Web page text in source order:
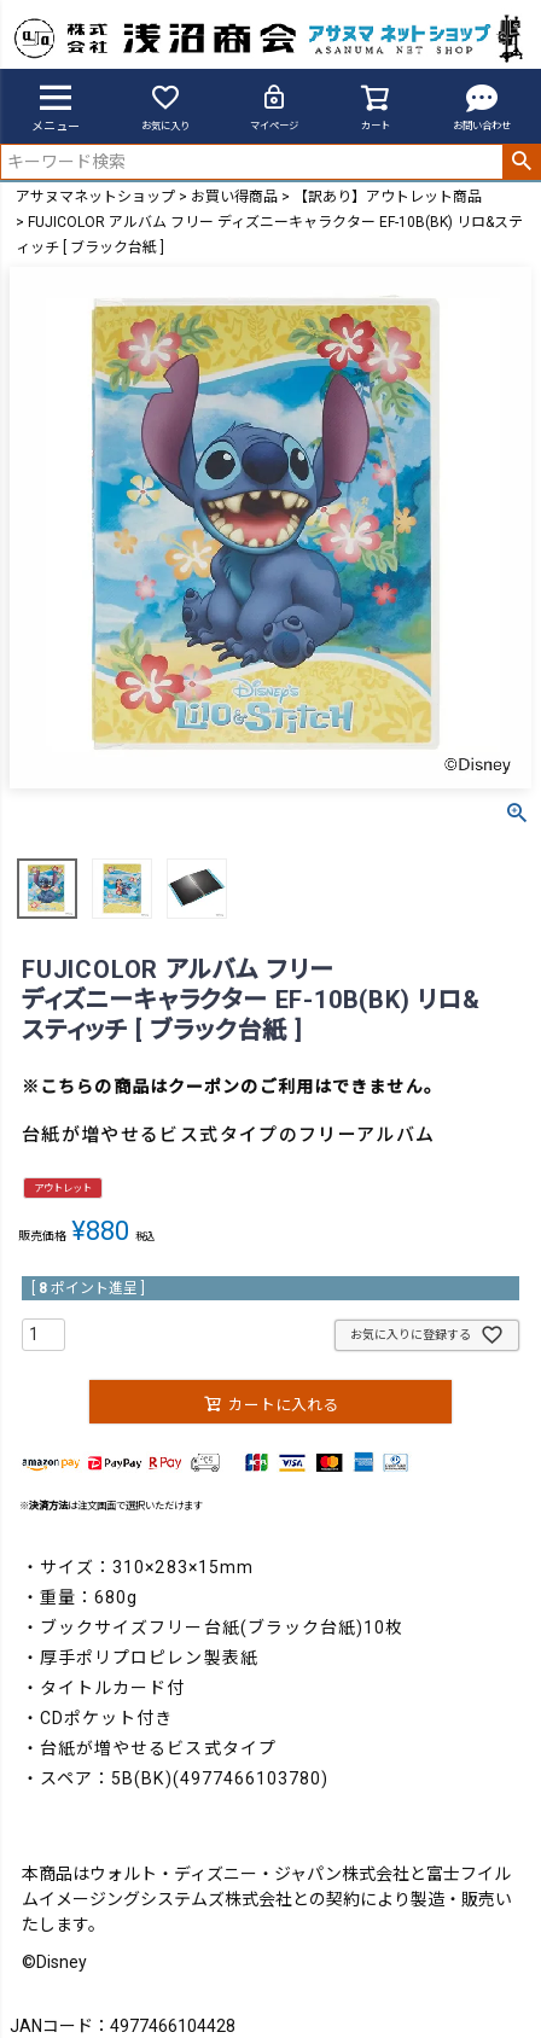
メニュー お気に入り マイページ カート お問い合わせ
アサヌマネットショップ お買い得商品
【訳あり】アウトレット商品
FUJICOLOR アルバム フリー ディズニーキャラクター EF-10B(BK) リロ&ステ
ィッチ [ ブラック台紙 ]
FUJICOLOR アルバム フリー
ディズニーキャラクター EF-10B(BK) リロ&
スティッチ [ ブラック台紙 ]
※こちらの商品はクーポンのご利用はできません。
台紙が増やせるビス式タイプのフリーアルバム
アウトレット
販売価格 ¥880 税込
8 ポイント進呈 ]
お気に入りに登録する
カートに入れる
※決済方法は注文画面で選択いただけます
・サイズ：310×283×15mm
・重量：680g
・ブックサイズフリー台紙(ブラック台紙)10枚
・厚手ポリプロピレン製表紙
・タイトルカード付
・CDポケット付き
・台紙が増やせるビス式タイプ
・スペア：5B(BK)(4977466103780)
本商品はウォルト・ディズニー・ジャパン株式会社と富士フイル
ムイメージングシステムズ株式会社との契約により製造・販売い
たします。
©Disney
JANコード：4977466104428